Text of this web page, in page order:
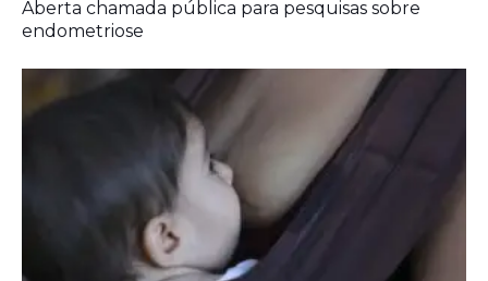
Aberta chamada pública para pesquisas sobre
endometriose